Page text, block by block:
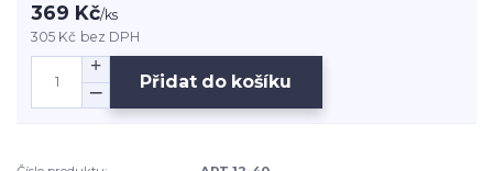
369 Kč/ks
305 Kč bez DPH
Přidat do košíku